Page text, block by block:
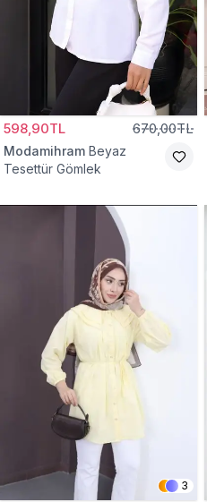
598,90TL 670,00TL
Modamihram Beyaz
Tesettür Gömlek
3